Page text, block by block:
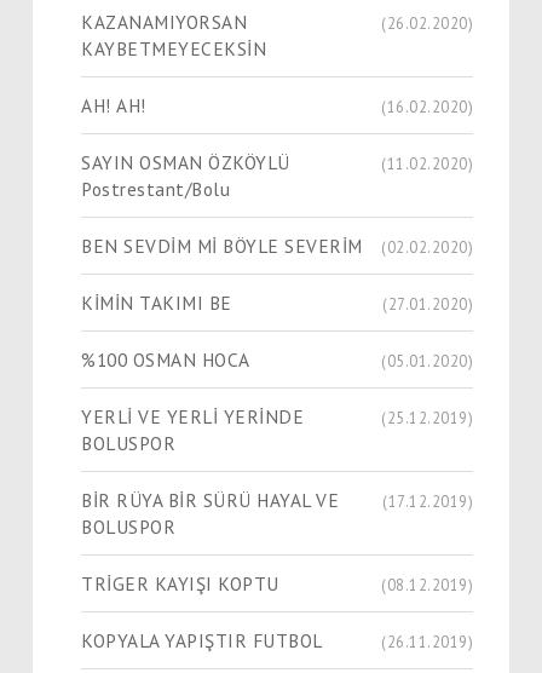
KAZANAMIYORSAN
KAYBETMEYECEKSİN
(26.02.2020)
AH! AH! (16.02.2020)
SAYIN OSMAN ÖZKÖYLÜ
Postrestant/Bolu
(11.02.2020)
BEN SEVDİM Mİ BÖYLE SEVERİM (02.02.2020)
KİMİN TAKIMI BE (27.01.2020)
%100 OSMAN HOCA (05.01.2020)
YERLİ VE YERLİ YERİNDE
BOLUSPOR
(25.12.2019)
BİR RÜYA BİR SÜRÜ HAYAL VE
BOLUSPOR
(17.12.2019)
TRİGER KAYIŞI KOPTU (08.12.2019)
KOPYALA YAPIŞTIR FUTBOL (26.11.2019)